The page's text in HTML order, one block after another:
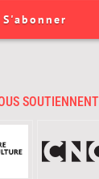
SOUTIENNENT